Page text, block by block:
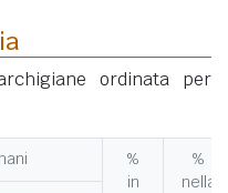
ordinata per
%
in
%
nella